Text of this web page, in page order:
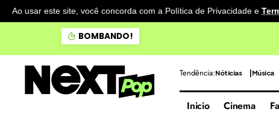
Ao usar este site, você concorda com a Política de Privacidade e
BOMBANDO!
Tendência:Nóticias Música
Inicio Cinema